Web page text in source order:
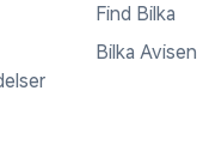
Find Bilka
Bilka Avisen